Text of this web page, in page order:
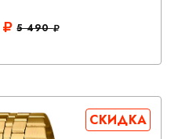
5 490
СКИДКА